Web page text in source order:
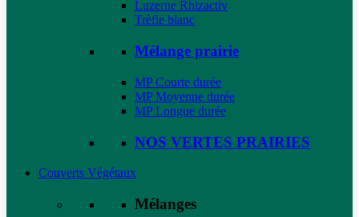
Luzerne Rhizactiv
Trèfle blanc
Mélange prairie
MP Courte durée
MP Moyenne durée
MP Longue durée
NOS VERTES PRAIRIES
Couverts Végétaux
Mélanges